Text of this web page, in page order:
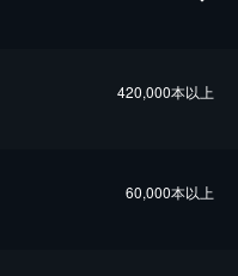
420,000本以上
60,000本以上